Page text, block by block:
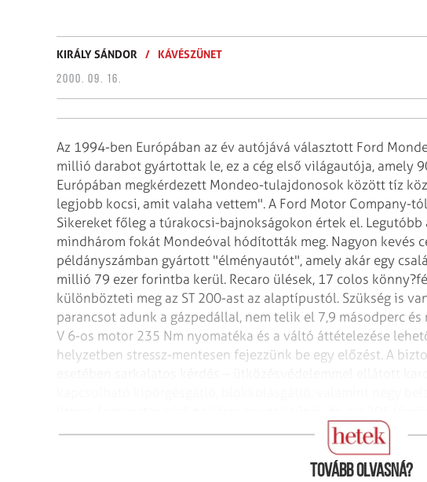
KIRÁLY SÁNDOR / KÁVÉSZÜNET
2000. 09. 16.
Az 1994-ben Európában az év autójává választott Ford
millió darabot gyártottak le, ez a cég első világautója, amely
Európában megkérdezett Mondeo-tulajdonosok között tíz
legjobb kocsi, amit valaha vettem". A Ford Motor Company-
Sikereket főleg a túrakocsi-bajnokságokon értek el.
mindhárom fokát Mondeóval hódították meg. Nagyon kevés
példányszámban gyártott "élményautót", amely akár egy
millió 79 ezer forintba kerül. Recaro ülések, 17 colos
különbözteti meg az ST 200-ast az alaptípustól. Szükség is
parancsot adunk a gázpedállal, nem telik el 7,9 másodperc és
V 6-os motor 235 Nm nyomatéka és a váltó áttételezése
helyzetben stressz-mentesen fejezzünk be egy előzést. A
nem olyan típusú férfi, aki kockásszoknyában jár.
Tovább olvasná?